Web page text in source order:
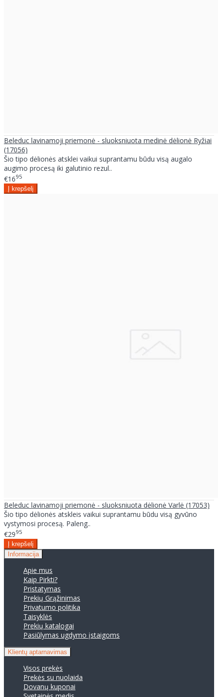
Beleduc lavinamoji priemonė - sluoksniuota medinė dėlionė Ryžiai
(17056)
Šio tipo dėlionės atsklei vaikui suprantamu būdu visą augalo
augimo procesą iki galutinio rezul..
€1695
Beleduc lavinamoji priemonė - sluoksniuota dėlionė Varlė (17053)
Šio tipo dėlionės atskleis vaikui suprantamu būdu visą gyvūno
vystymosi procesą. Paleng..
€2995
Informacija
Apie mus
Kaip Pirkti?
Pristatymas
Prekių Grąžinimas
Privatumo politika
Taisyklės
Prekių katalogai
Pasiūlymas ugdymo įstaigoms
Klientų aptarnavimas
Visos prekės
Prekės su nuolaida
Dovanų kuponai